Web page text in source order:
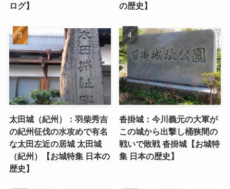
ログ】
の歴史】
太田城（紀州）：羽柴秀吉
の紀州征伐の水攻めで有名
な太田左近の居城 太田城
（紀州）【お城特集 日本の
歴史】
沓掛城：今川義元の大軍が
この城から出撃し桶狭間の
戦いで敗戦 沓掛城【お城特
集 日本の歴史】